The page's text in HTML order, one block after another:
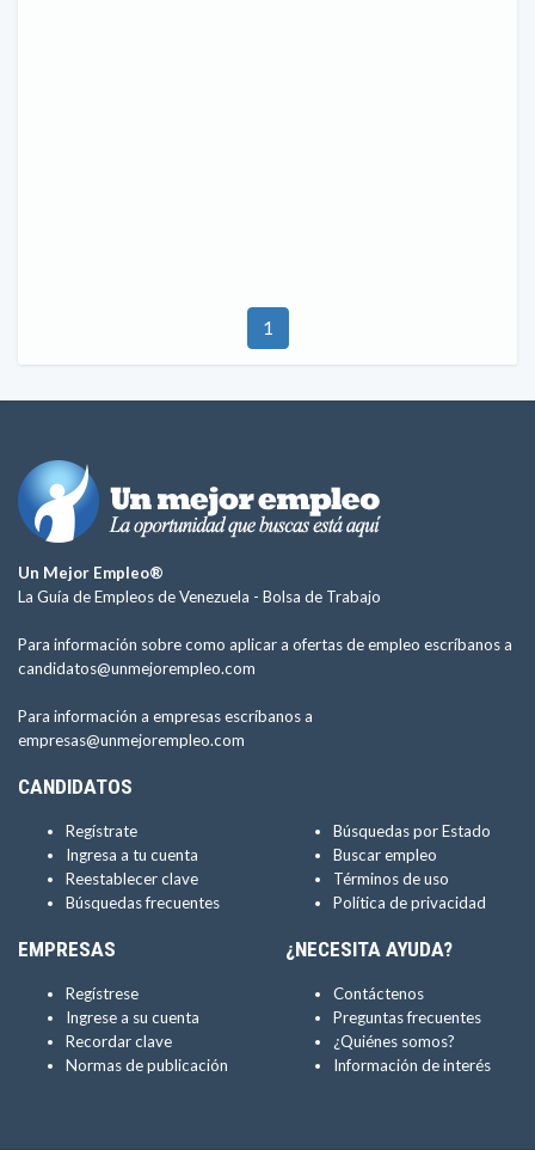
1
Un Mejor Empleo®
La Guía de Empleos de Venezuela - Bolsa de Trabajo
Para información sobre como aplicar a ofertas de empleo escríbanos a
candidatos@unmejorempleo.com
Para información a empresas escríbanos a
empresas@unmejorempleo.com
CANDIDATOS
Regístrate
Ingresa a tu cuenta
Reestablecer clave
Búsquedas frecuentes
Búsquedas por Estado
Buscar empleo
Términos de uso
Política de privacidad
EMPRESAS
Regístrese
Ingrese a su cuenta
Recordar clave
Normas de publicación
¿NECESITA AYUDA?
Contáctenos
Preguntas frecuentes
¿Quiénes somos?
Información de interés